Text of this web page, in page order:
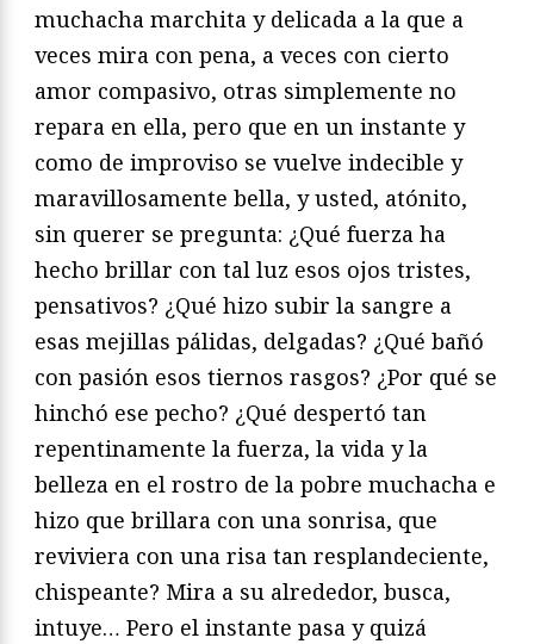
muchacha marchita y delicada a la que a
veces mira con pena, a veces con cierto
amor compasivo, otras simplemente no
repara en ella, pero que en un instante y
como de improviso se vuelve indecible y
maravillosamente bella, y usted, atónito,
sin querer se pregunta: ¿Qué fuerza ha
hecho brillar con tal luz esos ojos tristes,
pensativos? ¿Qué hizo subir la sangre a
esas mejillas pálidas, delgadas? ¿Qué bañó
con pasión esos tiernos rasgos? ¿Por qué se
hinchó ese pecho? ¿Qué despertó tan
repentinamente la fuerza, la vida y la
belleza en el rostro de la pobre muchacha e
hizo que brillara con una sonrisa, que
reviviera con una risa tan resplandeciente,
chispeante? Mira a su alrededor, busca,
intuye… Pero el instante pasa y quizá